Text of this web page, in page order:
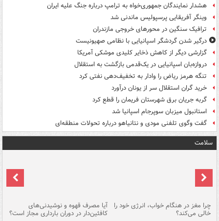
هشدار نمایندگان جمهوری‌خواه به ترامپ درباره جنگ علیه ایران
وینگر آفریقایی پرسپولیس ماندنی شد
ترافیک سنگین در محورهای خروجی مازندران
درگیر شدن گردشگر اسپانیایی با نظامی صهیونیست
گزارشی دیگر از کاهش ذخایر کلیدی موشکی آمریکا
دروازه‌بان اسپانیایی در یک‌قدمی بازگشت به استقلال
تنگه هرمز ریاض را وادار به تخفیف‌دهی نفتی کرد
خرید گران استقلال سر از یونان درآورد
گربه جریان برق شهرستان فریمان را قطع کرد
استانبول میزبان سوپرجام اسپانیا شد
گفت وگوی تلفنی مودی و نتانیاهو درباره تحولات منطقه‌ای
سلامت
چرا مغز در هنگام خواب، انرژی خود را
خالی می‌کند؟
آیا مصرف قهوه و نوشیدنی‌های
کافئین‌دار در دوران بارداری مجاز است؟